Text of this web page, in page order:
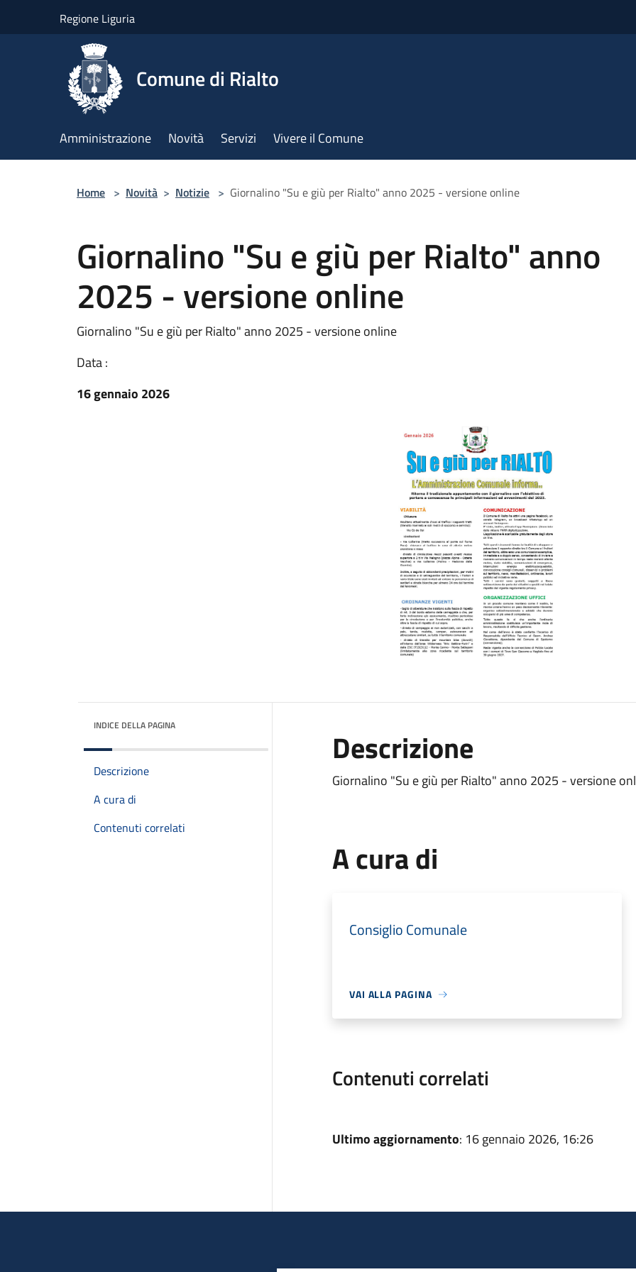
Regione Liguria
Comune di Rialto
Amministrazione Novità Servizi Vivere il Comune
Home > Novità > Notizie > Giornalino "Su e giù per Rialto" anno 2025 - versione online
Giornalino "Su e giù per Rialto" anno
2025 - versione online
Giornalino "Su e giù per Rialto" anno 2025 - versione online
Data :
16 gennaio 2026
INDICE DELLA PAGINA
Descrizione
A cura di
Contenuti correlati
Descrizione
Giornalino "Su e giù per Rialto" anno 2025 - versione
A cura di
Consiglio Comunale
VAI ALLA PAGINA
Contenuti correlati
Ultimo aggiornamento: 16 gennaio 2026, 16:26